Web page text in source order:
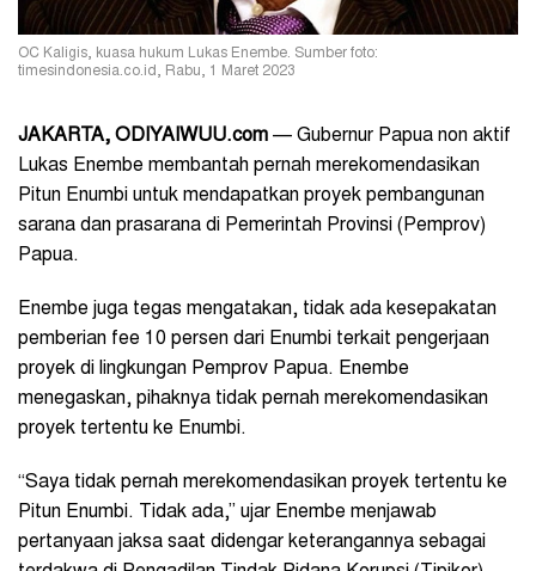
OC Kaligis, kuasa hukum Lukas Enembe. Sumber foto:
timesindonesia.co.id, Rabu, 1 Maret 2023
JAKARTA, ODIYAIWUU.com — Gubernur Papua non aktif
Lukas Enembe membantah pernah merekomendasikan
Pitun Enumbi untuk mendapatkan proyek pembangunan
sarana dan prasarana di Pemerintah Provinsi (Pemprov)
Papua.
Enembe juga tegas mengatakan, tidak ada kesepakatan
pemberian fee 10 persen dari Enumbi terkait pengerjaan
proyek di lingkungan Pemprov Papua. Enembe
menegaskan, pihaknya tidak pernah merekomendasikan
proyek tertentu ke Enumbi.
“Saya tidak pernah merekomendasikan proyek tertentu ke
Pitun Enumbi. Tidak ada,” ujar Enembe menjawab
pertanyaan jaksa saat didengar keterangannya sebagai